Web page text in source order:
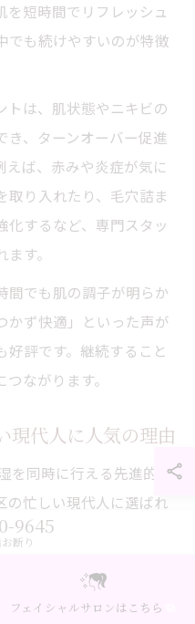
を短時間でリフレッシュ
でも続けやすいのが特徴
トは、肌状態やニキビの
き、ターンオーバー促進
ば、赤みや炎症が気に
取り入れたり、毛穴詰ま
化するなど、専門スタッ
す。
間でも肌の調子が明らか
かず快適」といった声が
評です。継続すること
ながります。
代人に人気の理由
を同時に行える先進的な
の忙しい現代人に選ばれ
なり、肌への刺激を抑
穴汚れを除去できるのが
9645
断り
フェイシャルサロンはこちら